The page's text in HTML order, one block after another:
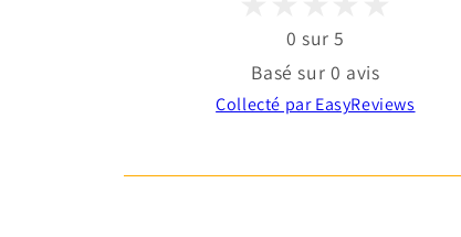
0 sur 5
Basé sur 0 avis
Collecté par EasyReviews